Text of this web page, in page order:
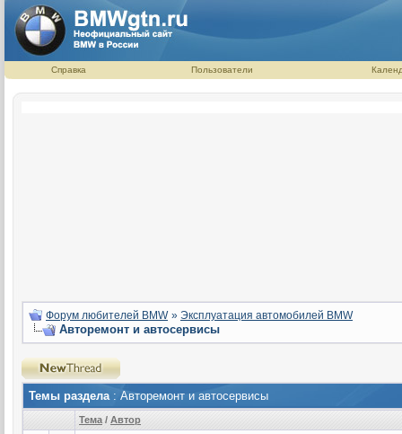
Справка Пользователи
Форум любителей BMW » Эксплуатация автомобилей BMW
Авторемонт и автосервисы
Темы раздела : Авторемонт и автосервисы
Тема / Автор